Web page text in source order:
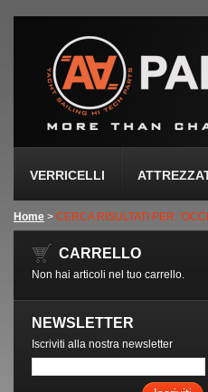
VERRICELLI
Home > CERCA RISULTATI PER:
CARRELLO
Non hai articoli nel tuo carrello.
NEWSLETTER
Iscriviti alla nostra newsletter